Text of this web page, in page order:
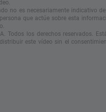
no es necesariamente indicativo
que actúe sobre esta
Todos los derechos reservados.
este vídeo sin el